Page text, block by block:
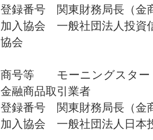
登録番号 関東財務局長（金
加入協会 一般社団法人投資
協会
商号等 モーニングスター
金融商品取引業者
登録番号 関東財務局長（金
加入協会 一般社団法人日本